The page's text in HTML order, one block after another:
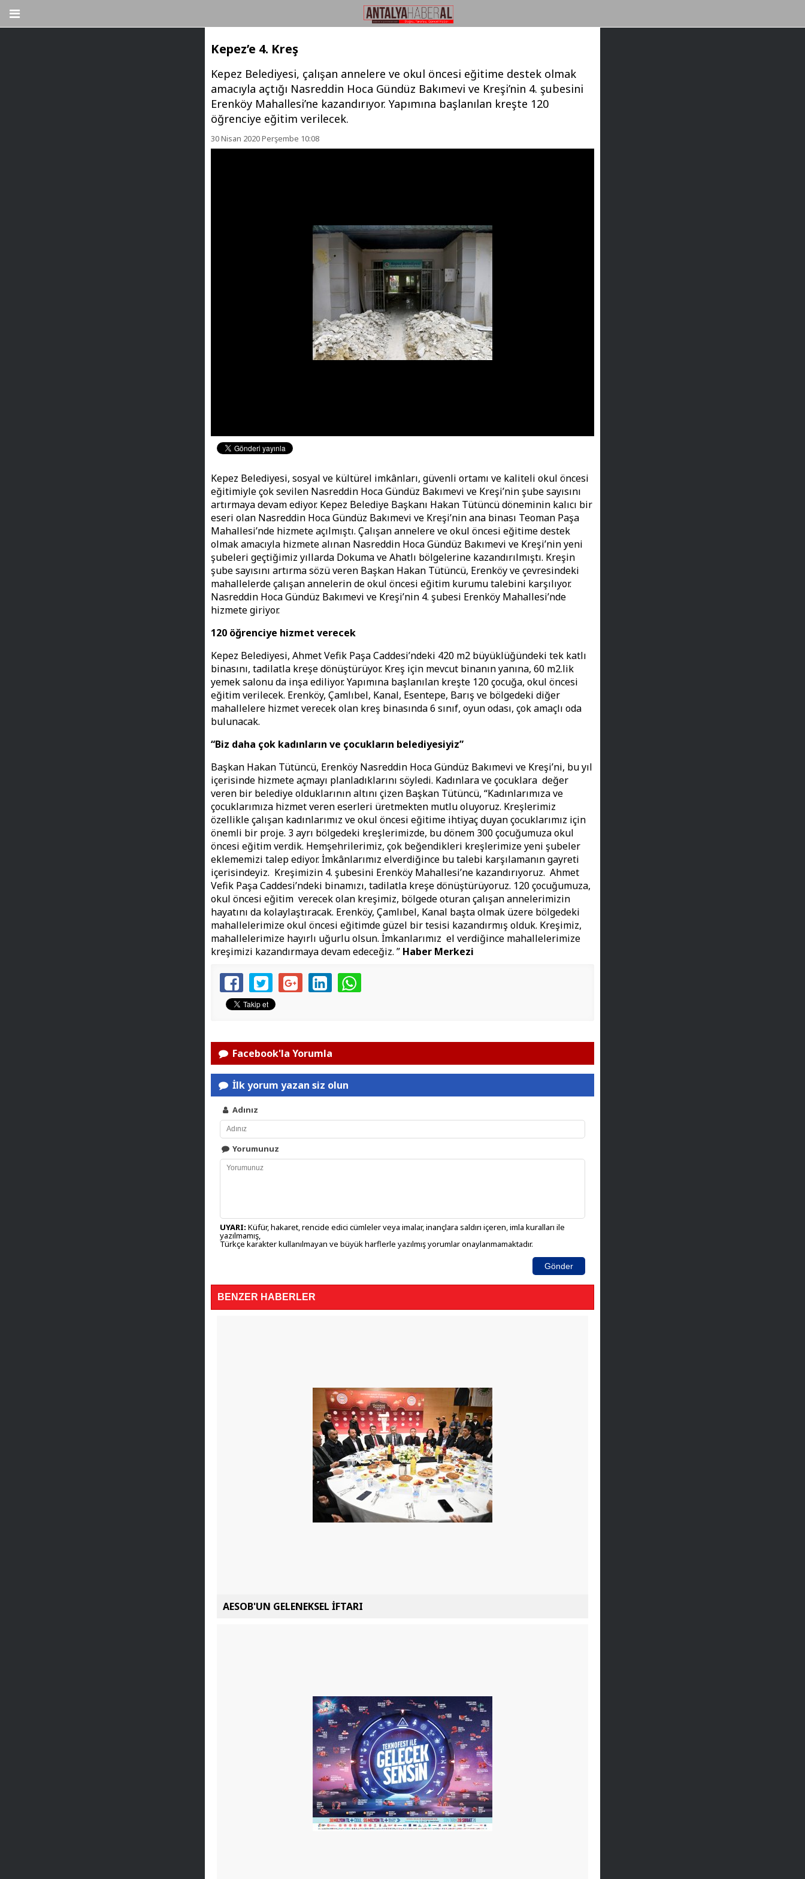
Kepez’e 4. Kreş
Kepez Belediyesi, çalışan annelere ve okul öncesi eğitime destek olmak
amacıyla açtığı Nasreddin Hoca Gündüz Bakımevi ve Kreşi’nin 4. şubesini
Erenköy Mahallesi’ne kazandırıyor. Yapımına başlanılan kreşte 120
öğrenciye eğitim verilecek.
30 Nisan 2020 Perşembe 10:08
Kepez Belediyesi, sosyal ve kültürel imkânları, güvenli ortamı ve kaliteli okul öncesi
eğitimiyle çok sevilen Nasreddin Hoca Gündüz Bakımevi ve Kreşi’nin şube sayısını
artırmaya devam ediyor. Kepez Belediye Başkanı Hakan Tütüncü döneminin kalıcı bir
eseri olan Nasreddin Hoca Gündüz Bakımevi ve Kreşi’nin ana binası Teoman Paşa
Mahallesi’nde hizmete açılmıştı. Çalışan annelere ve okul öncesi eğitime destek
olmak amacıyla hizmete alınan Nasreddin Hoca Gündüz Bakımevi ve Kreşi’nin yeni
şubeleri geçtiğimiz yıllarda Dokuma ve Ahatlı bölgelerine kazandırılmıştı. Kreşin
şube sayısını artırma sözü veren Başkan Hakan Tütüncü, Erenköy ve çevresindeki
mahallelerde çalışan annelerin de okul öncesi eğitim kurumu talebini karşılıyor.
Nasreddin Hoca Gündüz Bakımevi ve Kreşi’nin 4. şubesi Erenköy Mahallesi’nde
hizmete giriyor.
120 öğrenciye hizmet verecek
Kepez Belediyesi, Ahmet Vefik Paşa Caddesi’ndeki 420 m2 büyüklüğündeki tek katlı
binasını, tadilatla kreşe dönüştürüyor. Kreş için mevcut binanın yanına, 60 m2.lik
yemek salonu da inşa ediliyor. Yapımına başlanılan kreşte 120 çocuğa, okul öncesi
eğitim verilecek. Erenköy, Çamlıbel, Kanal, Esentepe, Barış ve bölgedeki diğer
mahallelere hizmet verecek olan kreş binasında 6 sınıf, oyun odası, çok amaçlı oda
bulunacak.
“Biz daha çok kadınların ve çocukların belediyesiyiz”
Başkan Hakan Tütüncü, Erenköy Nasreddin Hoca Gündüz Bakımevi ve Kreşi’ni, bu yıl
içerisinde hizmete açmayı planladıklarını söyledi. Kadınlara ve çocuklara değer
veren bir belediye olduklarının altını çizen Başkan Tütüncü, “Kadınlarımıza ve
çocuklarımıza hizmet veren eserleri üretmekten mutlu oluyoruz. Kreşlerimiz
özellikle çalışan kadınlarımız ve okul öncesi eğitime ihtiyaç duyan çocuklarımız için
önemli bir proje. 3 ayrı bölgedeki kreşlerimizde, bu dönem 300 çocuğumuza okul
öncesi eğitim verdik. Hemşehrilerimiz, çok beğendikleri kreşlerimize yeni şubeler
eklememizi talep ediyor. İmkânlarımız elverdiğince bu talebi karşılamanın gayreti
içerisindeyiz. Kreşimizin 4. şubesini Erenköy Mahallesi’ne kazandırıyoruz. Ahmet
Vefik Paşa Caddesi’ndeki binamızı, tadilatla kreşe dönüştürüyoruz. 120 çocuğumuza,
okul öncesi eğitim verecek olan kreşimiz, bölgede oturan çalışan annelerimizin
hayatını da kolaylaştıracak. Erenköy, Çamlıbel, Kanal başta olmak üzere bölgedeki
mahallelerimize okul öncesi eğitimde güzel bir tesisi kazandırmış olduk. Kreşimiz,
mahallelerimize hayırlı uğurlu olsun. İmkanlarımız el verdiğince mahallelerimize
kreşimizi kazandırmaya devam edeceğiz. ” Haber Merkezi
Facebook'la Yorumla
İlk yorum yazan siz olun
Adınız
Yorumunuz
UYARI: Küfür, hakaret, rencide edici cümleler veya imalar, inançlara saldırı içeren, imla kuralları ile
yazılmamış,
Türkçe karakter kullanılmayan ve büyük harflerle yazılmış yorumlar onaylanmamaktadır.
Gönder
BENZER HABERLER
AESOB'UN GELENEKSEL İFTARI